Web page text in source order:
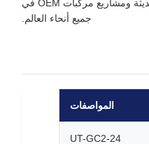
مثاليًا لمنصات التنقل الكهربائي الحديثة ومشاريع مركبات OEM في
جميع أنحاء العالم.
المواصفات
UT-GC2-24